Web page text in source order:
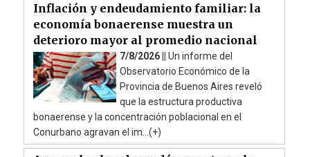
Inflación y endeudamiento familiar: la
economía bonaerense muestra un
deterioro mayor al promedio nacional
7/8/2026 || Un informe del
Observatorio Económico de la
Provincia de Buenos Aires reveló
que la estructura productiva
bonaerense y la concentración poblacional en el
Conurbano agravan el im...(+)